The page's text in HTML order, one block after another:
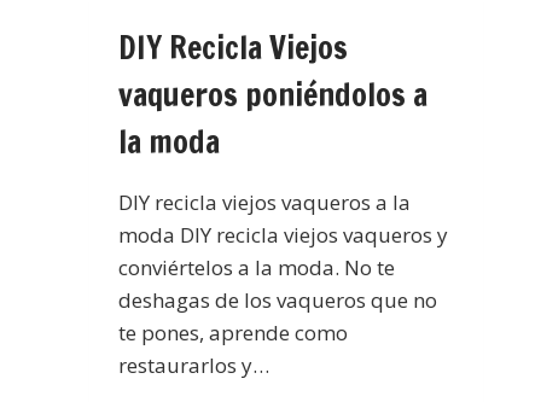
DIY Recicla Viejos
vaqueros poniéndolos a
la moda
DIY recicla viejos vaqueros a la
moda DIY recicla viejos vaqueros y
conviértelos a la moda. No te
deshagas de los vaqueros que no
te pones, aprende como
restaurarlos y…